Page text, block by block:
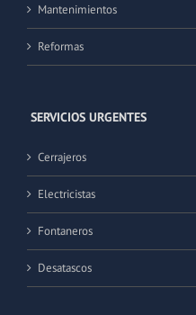
Mantenimientos
Reformas
SERVICIOS URGENTES
Cerrajeros
Electricistas
Fontaneros
Desatascos